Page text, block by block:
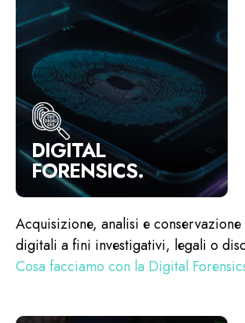
DIGITAL
FORENSICS.
Acquisizione, analisi e
digitali a fini investigativi, legali o
Cosa facciamo con la Digital